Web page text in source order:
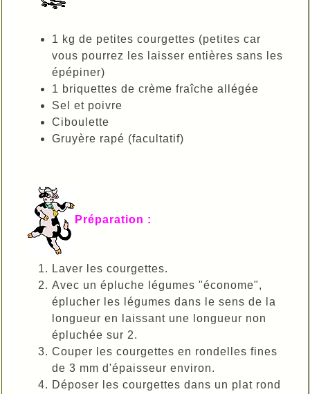
1 kg de petites courgettes (petites car
vous pourrez les laisser entières sans les
épépiner)
1 briquettes de crème fraîche allégée
Sel et poivre
Ciboulette
Gruyère rapé (facultatif)
Préparation :
Laver les courgettes.
Avec un épluche légumes "économe",
éplucher les légumes dans le sens de la
longueur en laissant une longueur non
épluchée sur 2.
Couper les courgettes en rondelles fines
de 3 mm d'épaisseur environ.
Déposer les courgettes dans un plat rond